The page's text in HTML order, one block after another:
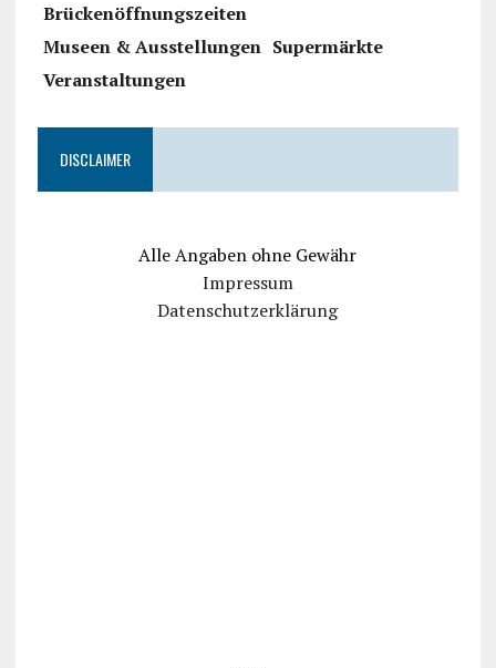
Brückenöffnungszeiten
Museen & Ausstellungen Supermärkte
Veranstaltungen
DISCLAIMER
Alle Angaben ohne Gewähr
Impressum
Datenschutzerklärung